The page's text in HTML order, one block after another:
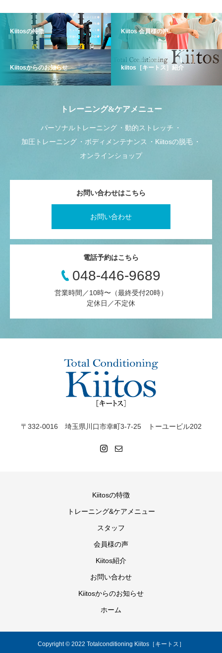
Kiitosの特徴 Kiitos 会員様の声
Kiitosからのお知らせ kiitos［キートス］紹介
トレーニング&ケアメニュー
パーソナルトレーニング
動的ストレッチ
加圧トレーニング
ボディメンテナンス
Kiitosの脱毛
オンラインショップ
お問い合わせはこちら
お問い合わせ
電話予約はこちら
048-446-9689
営業時間／10時〜（最終受付20時）
定休日／不定休
〒332-0016 埼玉県川口市幸町3-7-25 トーユービル202
Kiitosの特徴
トレーニング&ケアメニュー
スタッフ
会員様の声
Kiitos紹介
お問い合わせ
Kiitosからのお知らせ
ホーム
Copyright © 2022 Totalconditioning Kiitos［キートス］